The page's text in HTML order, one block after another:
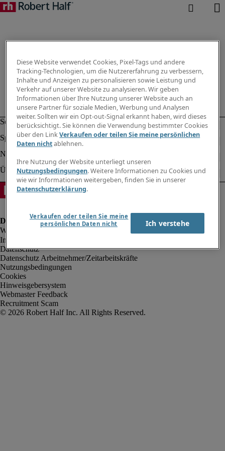
Impressum
Datenschutz
Datenschutz Arbeitnehmer/Zeitarbeitskräfte
Nutzungsbedingungen
Cookies
Hinweisgebersystem
Webmaster Feedback
Recruitment Scam
Diese Website verwendet Cookies, Pixel-Tags und andere
Tracking-Technologien, um die Nutzererfahrung zu verbessern,
Inhalte und Anzeigen zu personalisieren sowie Leistung und
Verkehr auf unserer Website zu analysieren. Wir geben
Informationen über Ihre Nutzung unserer Website auch an
unsere Partner für soziale Medien, Werbung und Analysen
weiter. Sollten wir ein Opt-out-Signal erkannt haben, wird dieses
berücksichtigt. Sie können die Verwendung bestimmter Cookies
über den LinkVerkaufen oder teilen Sie meine persönlichen
Daten nichtablehnen.
Ihre Nutzung der Website unterliegt unseren
Nutzungsbedingungen. Weitere Informationen zu Cookies und
wie wir Informationen weitergeben, finden Sie in unserer
Datenschutzerklärung.
Verkaufen oder teilen Sie meine
persönlichen Daten nicht
Ich verstehe